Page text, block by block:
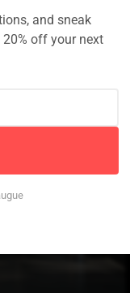
and sneak
off your next